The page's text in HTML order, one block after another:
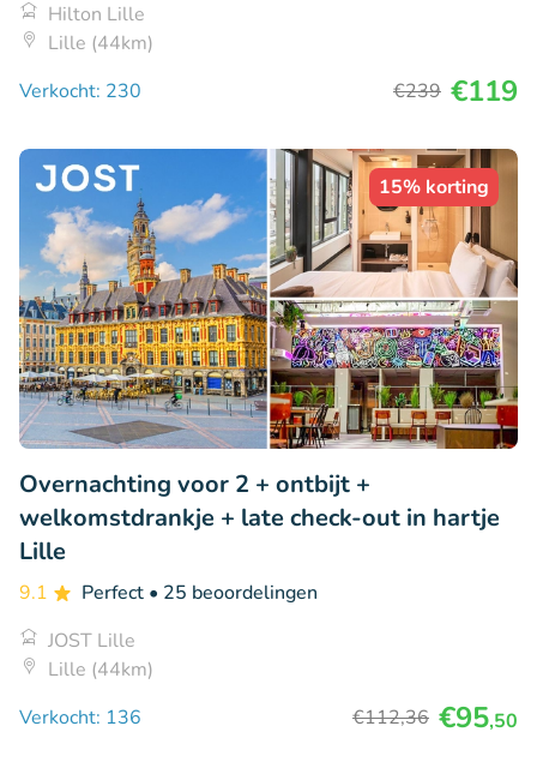
Hilton Lille
Lille (44km)
Verkocht: 230
€239 €119
15% korting
Overnachting voor 2 + ontbijt +
welkomstdrankje + late check-out in hartje
Lille
9.1 Perfect • 25 beoordelingen
JOST Lille
Lille (44km)
Verkocht: 136
€112,36 €95,50